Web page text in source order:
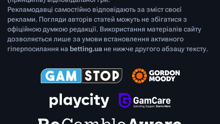
Рекламодавці самостійно відповідають за зміст своєї
реклами. Погляди авторів статей можуть не збігатися з
офіційною думкою редакції. Використання матеріалів сайту
дозволяється лише за умови встановлення активного
гіперпосилання на betting.ua не нижче другого абзацу тексту.